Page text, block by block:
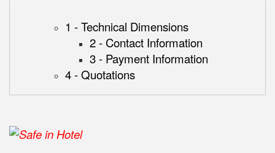
1 - Technical Dimensions
2 - Contact Information
3 - Payment Information
4 - Quotations